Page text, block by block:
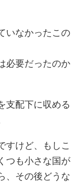
いなかったこの
必要だったのか
支配下に収める
すけど、もしこ
つも小さな国が
、その後どうな